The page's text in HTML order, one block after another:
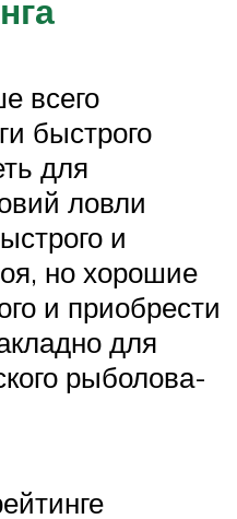
всего
быстрого
для
ловли
и
но хорошие
и приобрести
для
рыболова-